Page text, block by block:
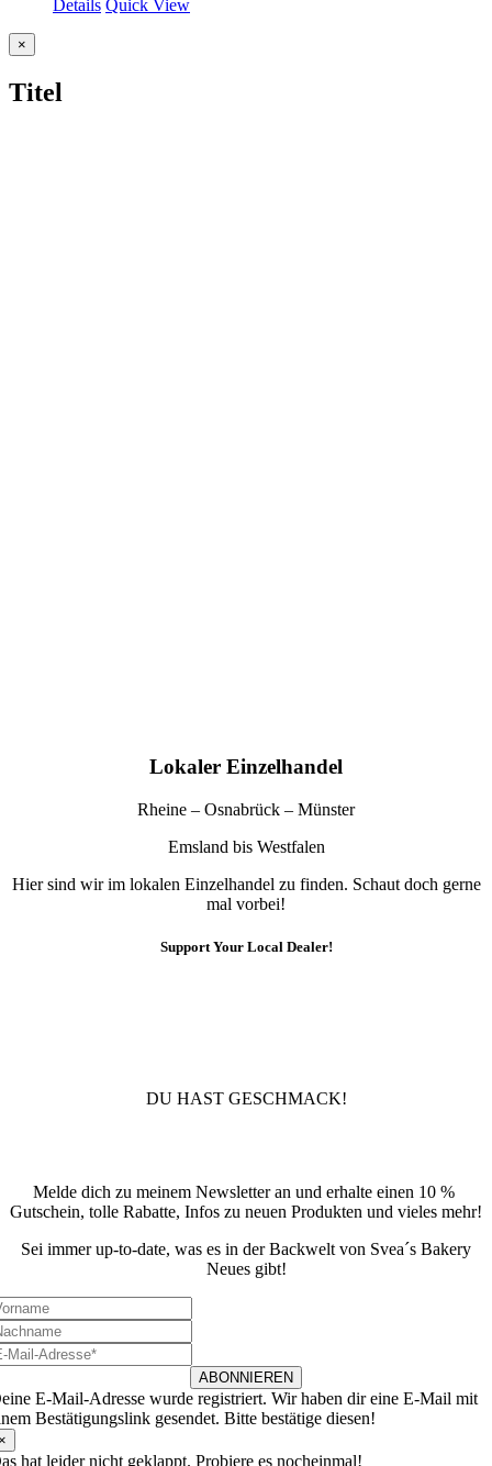
Details Quick View
Close
product
view
×
Titel
Lokaler Einzelhandel
Rheine – Osnabrück – Münster
Emsland bis Westfalen
Hier sind wir im lokalen Einzelhandel zu finden. Schaut doch gerne
mal vorbei!
Support Your Local Dealer!
DU HAST GESCHMACK!
Melde dich zu meinem Newsletter an und erhalte einen 10 %
Gutschein, tolle Rabatte, Infos zu neuen Produkten und vieles mehr!
Sei immer up-to-date, was es in der Backwelt von Svea´s Bakery
Neues gibt!
ABONNIEREN
E-Mail-Adresse wurde registriert. Wir haben dir eine E-Mail mit
Bestätigungslink gesendet. Bitte bestätige diesen!
hat leider nicht geklappt. Probiere es nocheinmal!